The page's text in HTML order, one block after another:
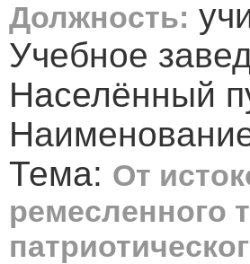
Должность:
Учебное
Населённый
Тема: От
ремесленного